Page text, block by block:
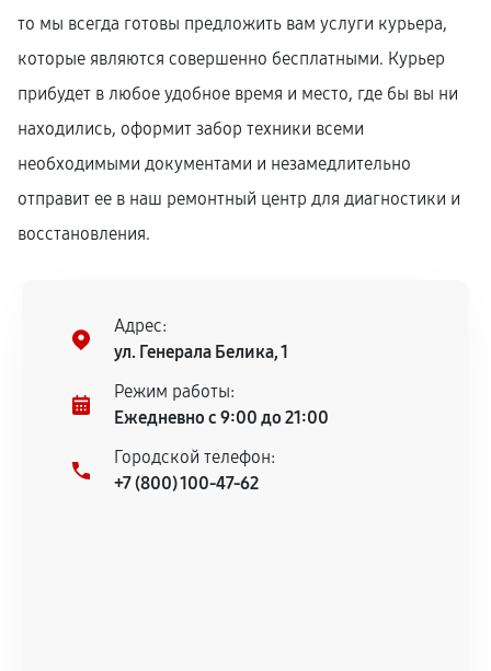
то мы всегда готовы предложить вам услуги курьера,
которые являются совершенно бесплатными. Курьер
прибудет в любое удобное время и место, где бы вы ни
находились, оформит забор техники всеми
необходимыми документами и незамедлительно
отправит ее в наш ремонтный центр для диагностики и
восстановления.
Адрес:
ул. Генерала Белика, 1
Режим работы:
Ежедневно с 9:00 до 21:00
Городской телефон:
+7 (800) 100-47-62